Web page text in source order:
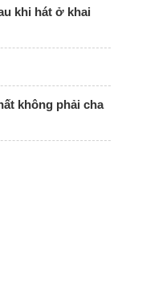
khi hát ở khai
không phải cha